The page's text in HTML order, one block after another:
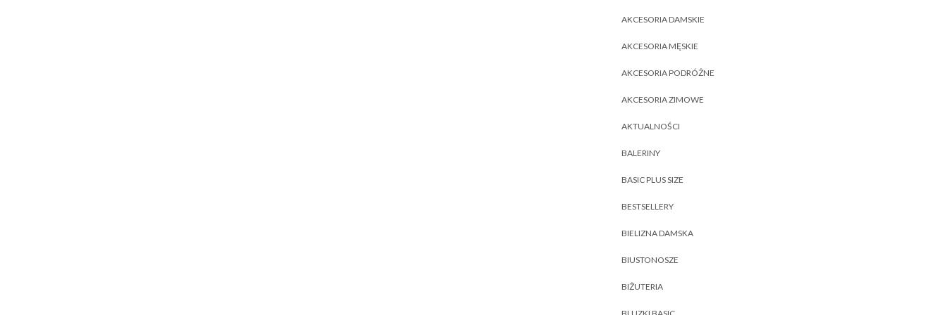
AKCESORIA DAMSKIE
AKCESORIA MĘSKIE
AKCESORIA PODRÓŻNE
AKCESORIA ZIMOWE
AKTUALNOŚCI
BALERINY
BASIC PLUS SIZE
BESTSELLERY
BIELIZNA DAMSKA
BIUSTONOSZE
BIŻUTERIA